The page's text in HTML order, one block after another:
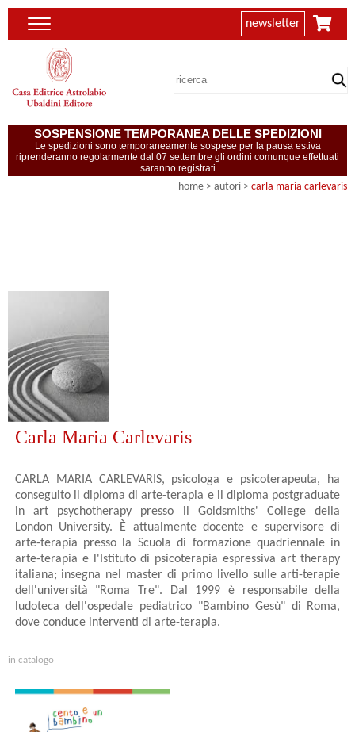
newsletter
SOSPENSIONE TEMPORANEA DELLE SPEDIZIONI
Le spedizioni sono temporaneamente sospese per la pausa estiva
riprenderanno regolarmente dal 07 settembre gli ordini comunque effettuati
saranno registrati
home > autori > carla maria carlevaris
Carla Maria Carlevaris
CARLA MARIA CARLEVARIS, psicologa e psicoterapeuta, ha
conseguito il diploma di arte-terapia e il diploma postgraduate
in art psychotherapy presso il Goldsmiths' College della
London University. È attualmente docente e supervisore di
arte-terapia presso la Scuola di formazione quadriennale in
arte-terapia e l'Istituto di psicoterapia espressiva art therapy
italiana; insegna nel master di primo livello sulle arti-terapie
dell'università "Roma Tre". Dal 1999 è responsabile della
ludoteca dell'ospedale pediatrico "Bambino Gesù" di Roma,
dove conduce interventi di arte-terapia.
in catalogo